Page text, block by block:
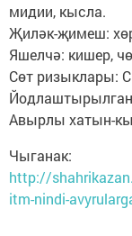
мидии, кысла.
Җиләк-җимеш:
Яшелчә: кишер,
Сөт ризыклары:
Йодлаштырылган
Авырлы хатын-
Чыганак:
http://
itm-nindi-